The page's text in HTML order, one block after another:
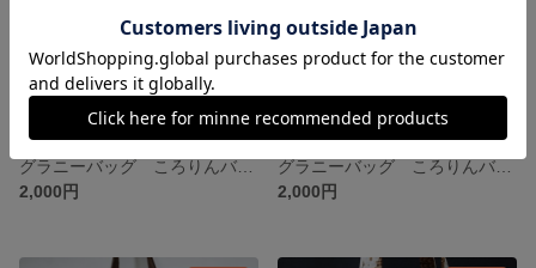
2,000円
2,000円